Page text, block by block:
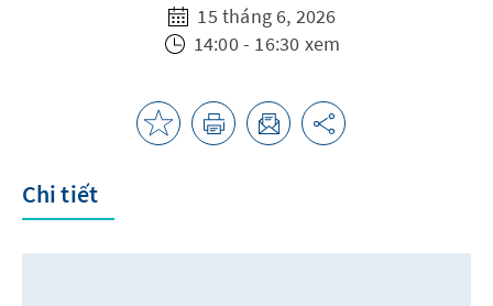
15 tháng 6, 2026
14:00 - 16:30 xem
Chi tiết